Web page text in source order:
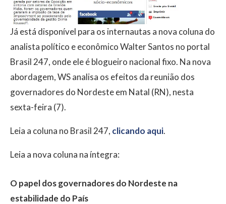
Já está disponível para os internautas a nova coluna do
analista político e econômico Walter Santos no portal
Brasil 247, onde ele é blogueiro nacional fixo. Na nova
abordagem, WS analisa os efeitos da reunião dos
governadores do Nordeste em Natal (RN), nesta
sexta-feira (7).
Leia a coluna no Brasil 247, clicando aqui.
Leia a nova coluna na íntegra:
O papel dos governadores do Nordeste na
estabilidade do País